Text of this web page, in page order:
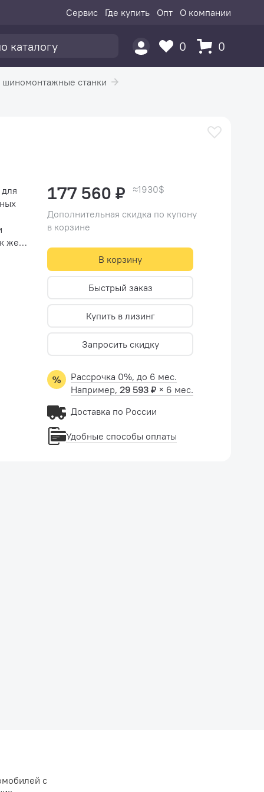
Сервис Где купить Опт О компании
0 0
станки
же
177 560 ₽ ≈1930$
Дополнительная скидка по купону
в корзине
В корзину
Быстрый заказ
Купить в лизинг
Запросить скидку
Рассрочка 0%, до 6 мес.
Например, 29 593 ₽ × 6 мес.
Доставка по России
Удобные способы оплаты
с